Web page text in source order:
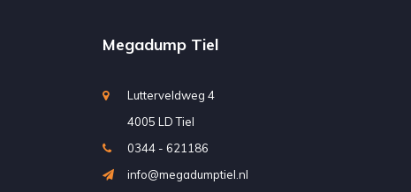
Megadump Tiel
Lutterveldweg 4
4005 LD Tiel
0344 - 621186
info@megadumptiel.nl